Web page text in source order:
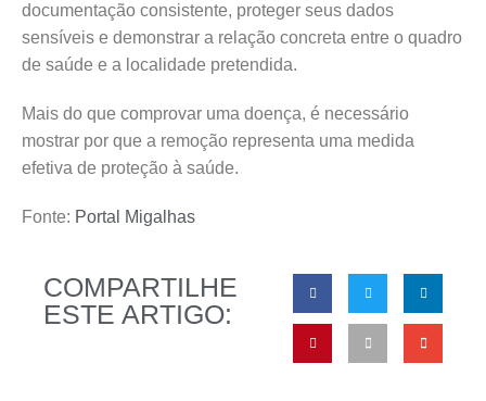
documentação consistente, proteger seus dados
sensíveis e demonstrar a relação concreta entre o quadro
de saúde e a localidade pretendida.
Mais do que comprovar uma doença, é necessário
mostrar por que a remoção representa uma medida
efetiva de proteção à saúde.
Fonte: Portal Migalhas
COMPARTILHE
ESTE ARTIGO: